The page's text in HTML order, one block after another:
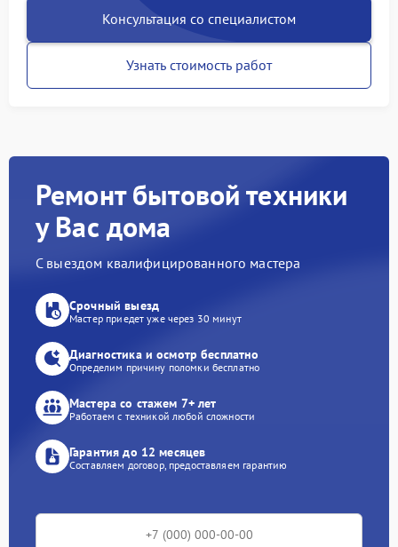
Консультация со специалистом
Узнать стоимость работ
Ремонт бытовой техники
у Вас дома
С выездом квалифицированного мастера
Срочный выезд
Мастер приедет уже через 30 минут
Диагностика и осмотр бесплатно
Определим причину поломки бесплатно
Мастера со стажем 7+ лет
Работаем с техникой любой сложности
Гарантия до 12 месяцев
Составляем договор, предоставляем гарантию